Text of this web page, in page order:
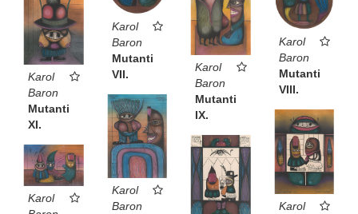
Karol
Baron
Mutanti
VII.
Karol
Baron
Mutanti
VIII.
Karol
Baron
Mutanti
IX.
Karol
Baron
Mutanti
XI.
Karol
Baron
Karol
Karol